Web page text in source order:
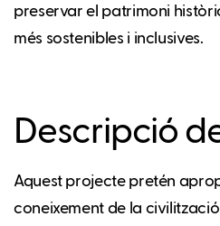
preservar el patrimoni
més sostenibles i inclusives.
Descripció
Aquest projecte pretén
coneixement de la